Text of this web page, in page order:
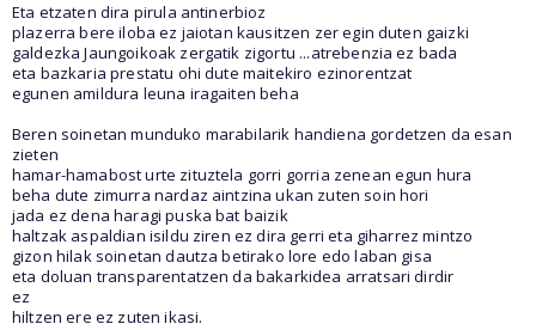
Eta etzaten dira pirula antinerbioz
plazerra bere iloba ez jaiotan kausitzen zer egin duten gaizki
galdezka Jaungoikoak zergatik zigortu ...atrebenzia ez bada
eta bazkaria prestatu ohi dute maitekiro ezinorentzat
egunen amildura leuna iragaiten beha
Beren soinetan munduko marabilarik handiena gordetzen da esan
zieten
hamar-hamabost urte zituztela gorri gorria zenean egun hura
beha dute zimurra nardaz aintzina ukan zuten soin hori
jada ez dena haragi puska bat baizik
haltzak aspaldian isildu ziren ez dira gerri eta giharrez mintzo
gizon hilak soinetan dautza betirako lore edo laban gisa
eta doluan transparentatzen da bakarkidea arratsari dirdir
ez
hiltzen ere ez zuten ikasi.